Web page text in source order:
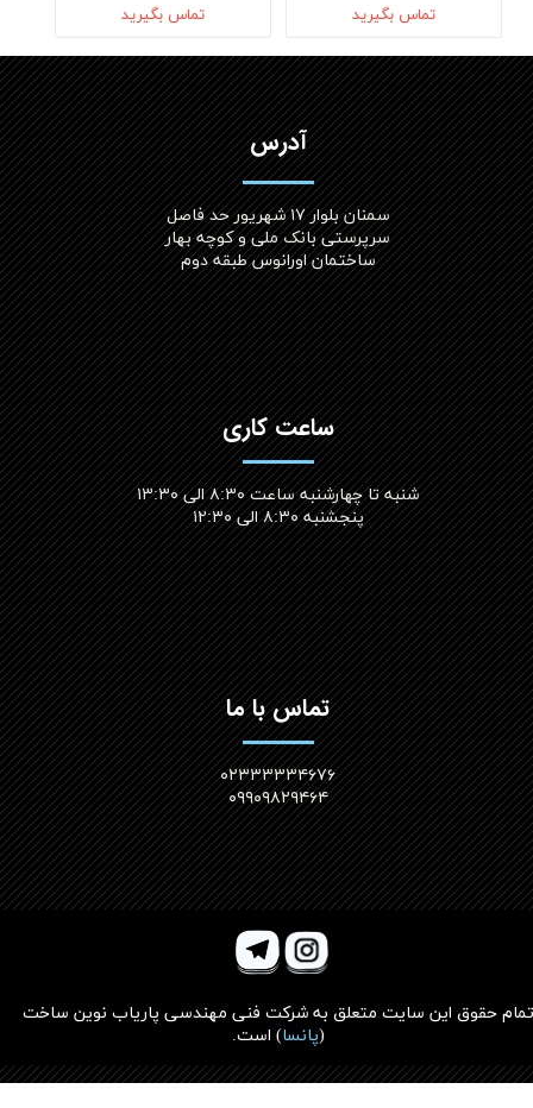
تماس بگیرید تماس بگیرید
آدرس
سمنان بلوار ۱۷ شهریور حد فاصل
سرپرستی بانک ملی و کوچه بهار
ساختمان اورانوس طبقه دوم
ساعت کاری
شنبه تا چهارشنبه ساعت ۸:۳۰ الی ۱۳:۳۰
پنجشنبه ۸:۳۰ الی ۱۲:۳۰​​​​​​​
تماس با ما
۰۲۳۳۳۳۳۴۶۷۶
۰۹۹۰۹۸۲۹۴۶۴
تمام حقوق این سایت متعلق به شرکت فنی مهندسی پاریاب نوین ساخت
(پانسا) است.